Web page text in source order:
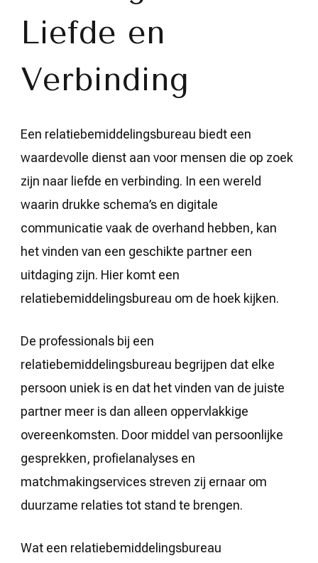
Liefde en
Verbinding
Een relatiebemiddelingsbureau biedt een
waardevolle dienst aan voor mensen die op zoek
zijn naar liefde en verbinding. In een wereld
waarin drukke schema’s en digitale
communicatie vaak de overhand hebben, kan
het vinden van een geschikte partner een
uitdaging zijn. Hier komt een
relatiebemiddelingsbureau om de hoek kijken.
De professionals bij een
relatiebemiddelingsbureau begrijpen dat elke
persoon uniek is en dat het vinden van de juiste
partner meer is dan alleen oppervlakkige
overeenkomsten. Door middel van persoonlijke
gesprekken, profielanalyses en
matchmakingservices streven zij ernaar om
duurzame relaties tot stand te brengen.
Wat een relatiebemiddelingsbureau